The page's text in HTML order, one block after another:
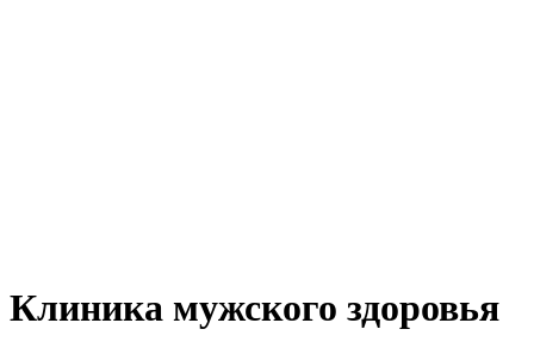
Клиника мужского здоровья